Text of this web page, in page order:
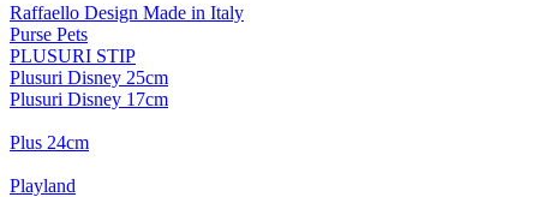
Raffaello Design Made in Italy
Purse Pets
PLUSURI STIP
Plusuri Disney 25cm
Plusuri Disney 17cm
Plus 24cm
Playland